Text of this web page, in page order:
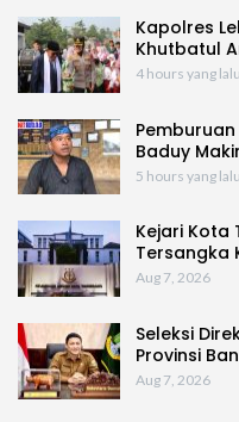
Kapolres
Khutbatul
4 hours yang lalu
Baduy
5 hours yang lalu
Kejari Kota
Tersangka
Aug 7, 2026
Seleksi
Provinsi
Aug 7, 2026